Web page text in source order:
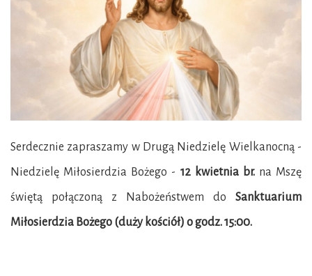
Serdecznie zapraszamy w Drugą Niedzielę Wielkanocną -
Niedzielę Miłosierdzia Bożego - 12 kwietnia br.na Mszę
świętą połączoną z Nabożeństwem do Sanktuarium
Miłosierdzia Bożego (duży kościół) o godz. 15:00.